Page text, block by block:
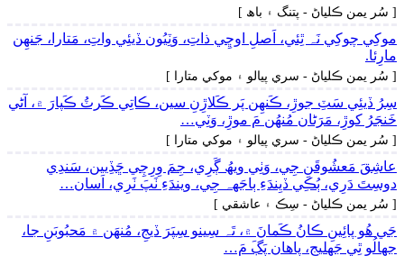
[ سُر يمن ڪلياڻ - پتنگ ۽ باھ ]
موکِي چوکِي نَہ ٿِئي، اَصلِ اوڇِي ذاتِ، وَٽِيُون ڏيئِي واتِ، مَتارا، جَنھِن
مارِئا.
[ سُر يمن ڪلياڻ - سري پيالو ۽ موکي متارا ]
سِرُ ڏيئِي سَٽِ جوڙِ، ڪَنھِن پَر ڪَلاڙِنِ سين، ڪاتِي ڪَرٽُ ڪَپارَ ۾، آڻي
خَنجَرُ کوڙِ، مَرَڻان مُنھُن مَ موڙِ، وَٽِي…
[ سُر يمن ڪلياڻ - سري پيالو ۽ موکي متارا ]
عاشِقَ مَعشُوقَنِ جِي، وَٺِي ويھُ ڳَرِي، جِمَ وِرِچِي ڇَڏِيين، سَندِي
دوسِتَ دَرِي، ٻُڪِي ڏيِندَءِ ٻاجَهہ جِي، ويندَءِ ٺَپَ ٺَرِي، اَسان…
[ سُر يمن ڪلياڻ - سِڪ ۽ عاشقي ]
جَي ھُو پائِينِ ڪانُ ڪَمانَ ۾، تَہ سِينو سِپَرَ ڏيجِ، مُنھَن ۾ مَحبُوبَنِ جا،
جهالُو ٿِي جَهليجِ، پاھان پَڳَ مَ…